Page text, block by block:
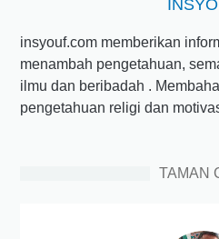
insyouf.com memberikan
menambah pengetahuan,
ilmu dan beribadah .
pengetahuan religi dan
TAMAN